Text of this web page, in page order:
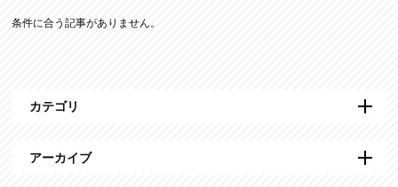
条件に合う記事がありません。
カテゴリ
アーカイブ